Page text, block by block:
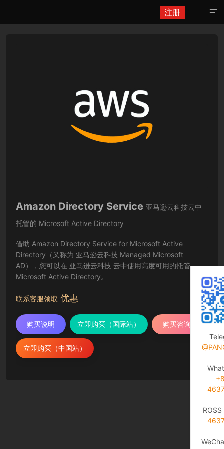
注册 
Amazon Directory Service 亚马逊云科技云中
托管的 Microsoft Active Directory
借助 Amazon Directory Service for Microsoft Active
Directory（又称为 亚马逊云科技 Managed Microsoft
AD），您可以在 亚马逊云科技 云中使用高度可用的托管
Microsoft Active Directory。
联系客服领取 优惠
购买说明 立即购买（国际站） 购买咨询
立即购买（中国站）